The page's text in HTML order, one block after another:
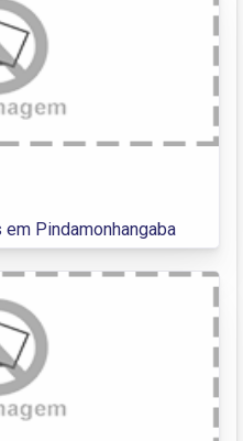
Pindamonhangaba